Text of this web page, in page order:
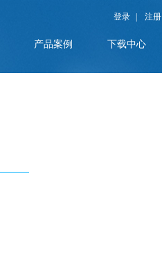
登录 注册
产品案例 下载中心